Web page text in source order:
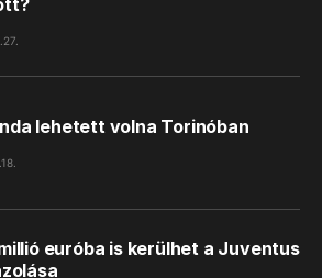
lehetett volna Torinóban
euróba is kerülhet a Juventus